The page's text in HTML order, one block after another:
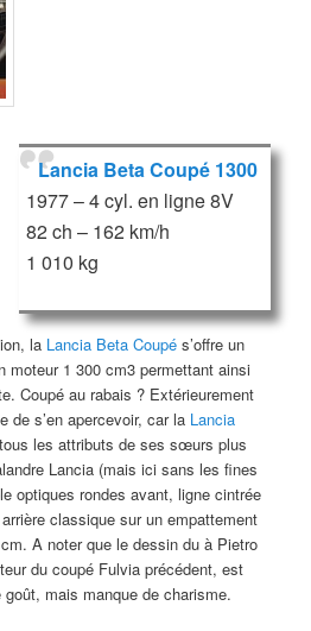
Lancia Beta Coupé 1300
1977 – 4 cyl. en ligne 8V
82 ch – 162 km/h
1 010 kg
la Lancia Beta Coupé s’offre un
moteur 1 300 cm3 permettant ainsi
Coupé au rabais ? Extérieurement
de s’en apercevoir, car la Lancia
les attributs de ses sœurs plus
Lancia (mais ici sans les fines
optiques rondes avant, ligne cintrée
classique sur un empattement
A noter que le dessin du à Pietro
du coupé Fulvia précédent, est
mais manque de charisme.